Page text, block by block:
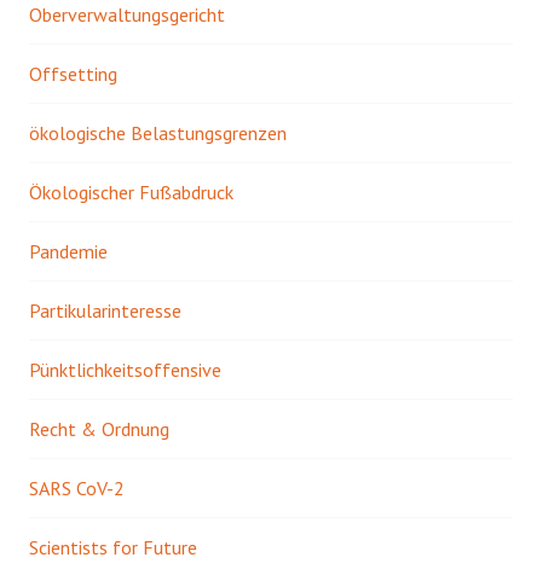
Oberverwaltungsgericht
Offsetting
ökologische Belastungsgrenzen
Ökologischer Fußabdruck
Pandemie
Partikularinteresse
Pünktlichkeitsoffensive
Recht & Ordnung
SARS CoV-2
Scientists for Future